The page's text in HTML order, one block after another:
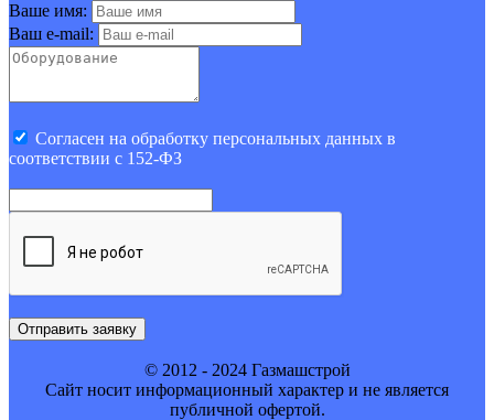
Ваше имя:
Ваш e-mail:
Cогласен на обработку персональных данных в
соответствии с 152-ФЗ
Отправить заявку
© 2012 - 2024 Газмашстрой
Cайт носит информационный характер и не является
публичной офертой.